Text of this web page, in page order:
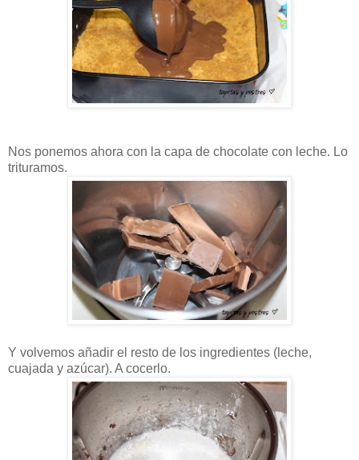
Nos ponemos ahora con la capa de chocolate con leche. Lo
trituramos.
Y volvemos añadir el resto de los ingredientes (leche,
cuajada y azúcar). A cocerlo.